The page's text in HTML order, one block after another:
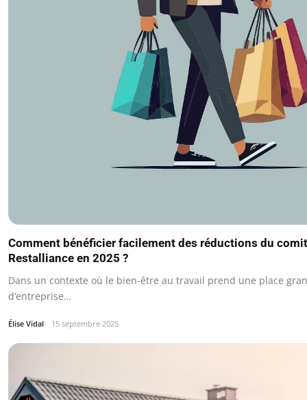
Comment bénéficier facilement des réductions du
Restalliance en 2025 ?
Dans un contexte où le bien-être au travail prend une place
d’entreprise…
Élise Vidal 15 septembre 2025